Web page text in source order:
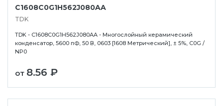
C1608C0G1H562J080AA
TDK
TDK - C1608C0G1H562J080AA - Многослойный керамический
конденсатор, 5600 пФ, 50 В, 0603 [1608 Метрический], ± 5%, C0G /
NP0
от 8.56 ₽